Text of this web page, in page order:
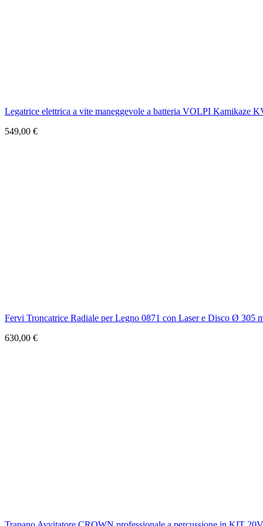
Legatrice elettrica a vite maneggevole a batteria VOLPI Kamikaze
549,00 €
Fervi Troncatrice Radiale per Legno 0871 con Laser e Disco Ø 305
630,00 €